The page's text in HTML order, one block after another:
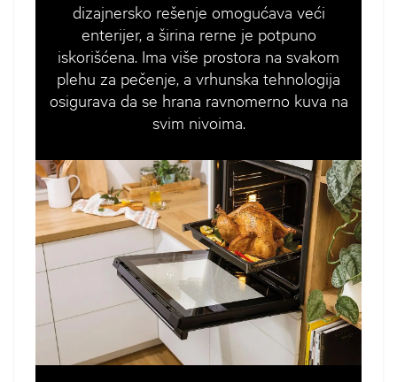
dizajnersko rešenje omogućava veći
enterijer, a širina rerne je potpuno
iskorišćena. Ima više prostora na svakom
plehu za pečenje, a vrhunska tehnologija
osigurava da se hrana ravnomerno kuva na
svim nivoima.